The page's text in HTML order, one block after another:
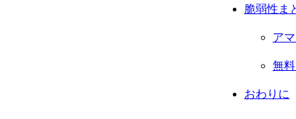
脆弱性ま
ア
無
おわりに